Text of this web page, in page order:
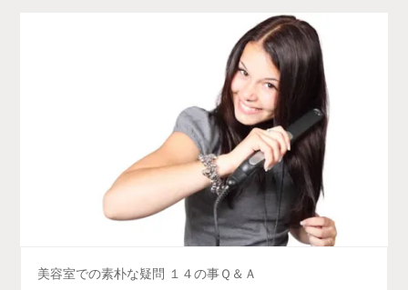
美容室での素朴な疑問 １４の事Ｑ＆Ａ